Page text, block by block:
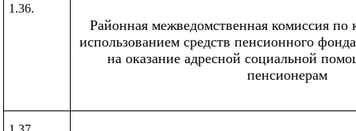
1.36.
Районная межведомственная комиссия по
использованием средств пенсионного
на оказание адресной социальной
пенсионерам